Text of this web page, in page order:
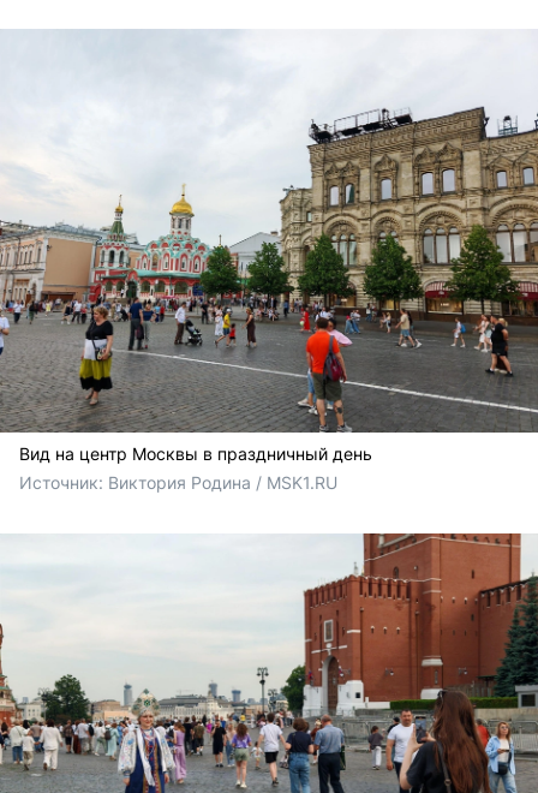
Вид на центр Москвы в праздничный день
Источник: Виктория Родина / MSK1.RU